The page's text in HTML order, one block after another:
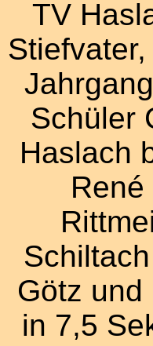
TV
Schüler
Haslach
Götz
in 7,5